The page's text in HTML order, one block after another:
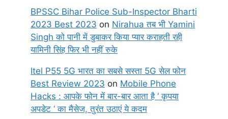
BPSSC Bihar Police Sub-Inspector Bharti
2023 Best 2023 on Nirahua तब भी Yamini
Singh को पानी में डुबाकर किया प्यार कराहती रही
यामिनी सिंह फिर भी नहीं रुके
Itel P55 5G भारत का सबसे सस्ता 5G सेल फोन
Best Review 2023 on Mobile Phone
Hacks : आपके फोन में बार-बार आता है ‘ कृपया
अपडेट ‘ का मैसेज, तुरंत उठाएं ये कदम